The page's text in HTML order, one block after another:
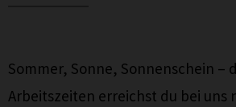
Sommer, Sonne, Sonnenschein –
Arbeitszeiten erreichst du bei uns